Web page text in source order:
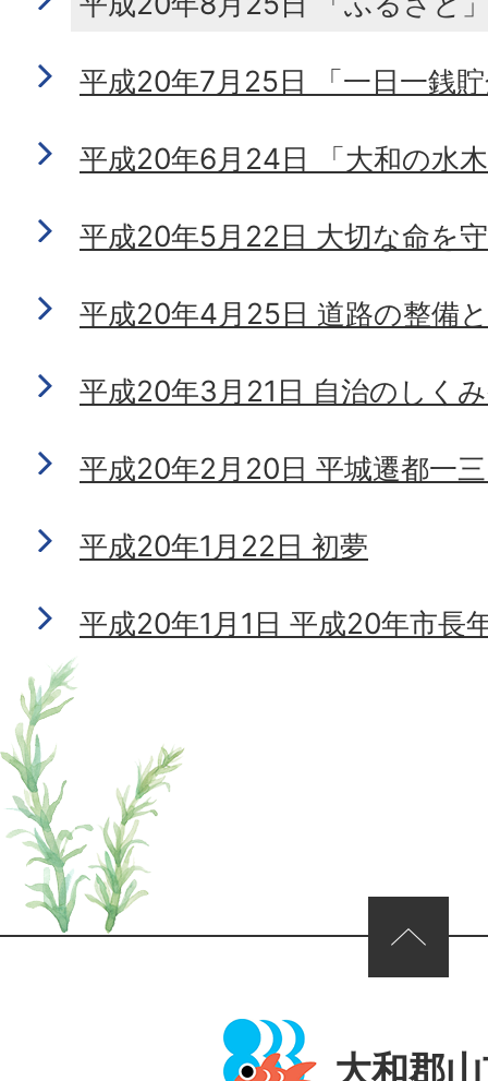
平成20年7月25日 「一日一銭
平成20年6月24日 「大和の水
平成20年5月22日 大切な命を
平成20年4月25日 道路の整備
平成20年3月21日 自治のしく
平成20年2月20日 平城遷都一
平成20年1月22日 初夢
平成20年1月1日 平成20年市長
ページの先頭へ
大和郡